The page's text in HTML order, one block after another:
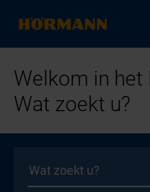
Welkom in het
Wat zoekt u?